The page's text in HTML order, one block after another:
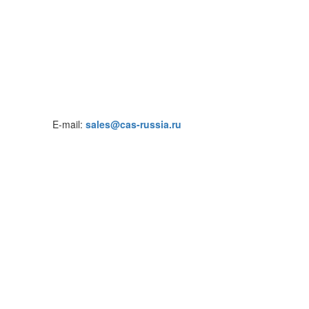
E-mail: sales@cas-russia.ru